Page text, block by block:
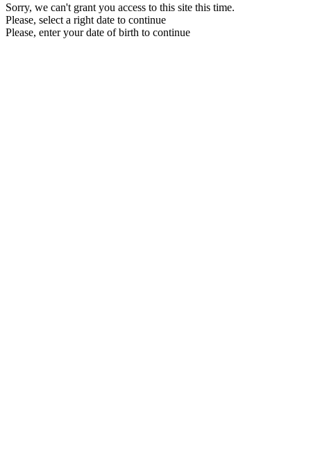
Sorry, we can't grant you access to this site this time.
Please, select a right date to continue
Please, enter your date of birth to continue